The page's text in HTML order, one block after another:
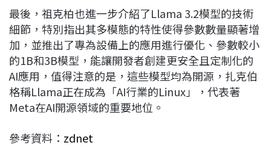
最後，祖克柏也進一步介紹了Llama 3.2模型的技術
細節，特別指出其多模態的特性使得參數數量顯著增
加，並推出了專為設備上的應用進行優化、參數較小
的1B和3B模型，能讓開發者創建更安全且定制化的
AI應用，值得注意的是，這些模型均為開源，扎克伯
格稱Llama正在成為「AI行業的Linux」，代表著
Meta在AI開源領域的重要地位。
參考資料： zdnet